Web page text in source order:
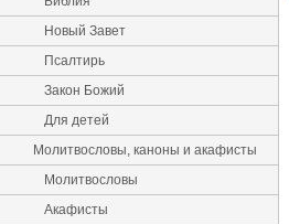
Новый Завет
Псалтирь
Закон Божий
Для детей
Молитвословы, каноны и акафисты
Молитвословы
Акафисты